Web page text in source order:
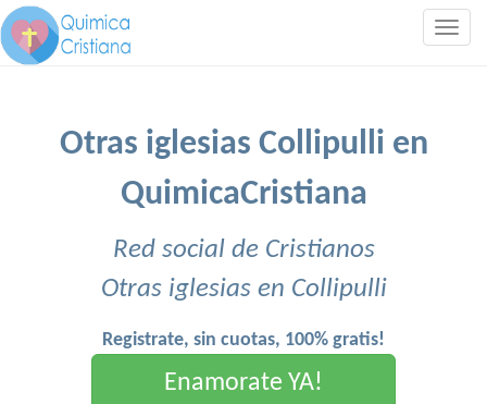
Otras iglesias Collipulli en
QuimicaCristiana
Red social de Cristianos
Otras iglesias en Collipulli
Registrate, sin cuotas, 100% gratis!
Enamorate YA!